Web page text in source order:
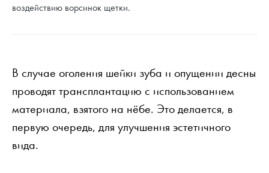
воздействию ворсинок щетки.
В случае оголения шейки зуба и опущении десны
проводят трансплантацию с использованием
материала, взятого на нёбе. Это делается, в
первую очередь, для улучшения эстетичного
вида.